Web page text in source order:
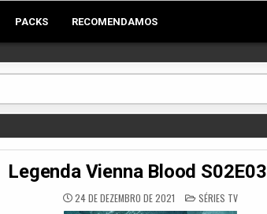
PACKS RECOMENDAMOS
Legenda Vienna Blood S02E03
24 DE DEZEMBRO DE 2021 POSTED
IN
SÉRIES TV